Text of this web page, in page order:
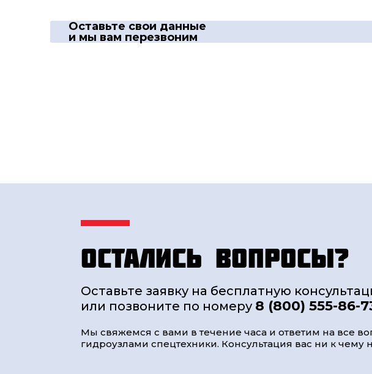
Оставьте свои данные
и мы вам перезвоним
Остались вопросы?
Оставьте заявку на бесплатную
или позвоните по номеру 8 (800) 555-86-
Мы свяжемся с вами в течение часа и ответим на все
гидроузлами спецтехники. Консультация вас ни к чему